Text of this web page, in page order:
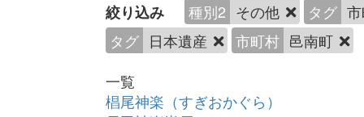
絞り込み 種別2 その他 タグ
タグ 日本遺産 市町村 邑南町
一覧
椙尾神楽（すぎおかぐら）